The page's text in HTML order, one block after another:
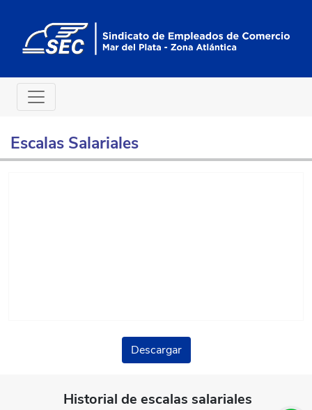
Escalas Salariales
Descargar
Historial de escalas salariales